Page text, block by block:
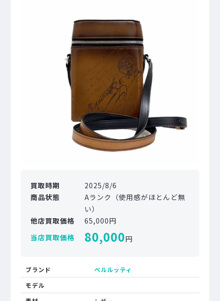
買取時期
2025/8/6
商品状態
Aランク（使用感がほとんど無
い）
他店買取価格
65,000円
当店買取価格
80,000円
ブランド
ベルルッティ
モデル